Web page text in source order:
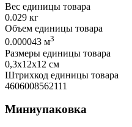
Вес единицы товара
0.029 кг
Объем единицы товара
0.000043 м3
Размеры единицы товара
0,3х12х12 см
Штрихкод единицы товара
4606008562111
Миниупаковка